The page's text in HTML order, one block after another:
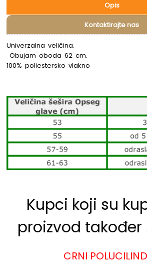
Opis
Kontaktirajte nas
Univerzalna veličina.
Obujam oboda 62 cm.
100% poliestersko vlakno
Kupci koji su
proizvod također
CRNI